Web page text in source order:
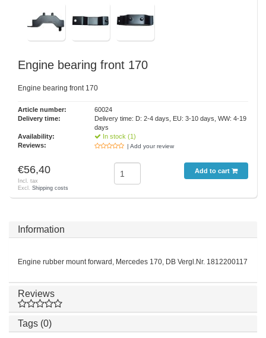
Engine bearing front 170
Engine bearing front 170
Article number:
60024
Delivery time:
Delivery time: D: 2-4 days, EU: 3-10 days, WW: 4-19
days
Availability:
In stock (1)
Reviews:
| Add your review
€56,40
Incl. tax
Excl. Shipping costs
Add to cart
Information
Engine rubber mount forward, Mercedes 170, DB Vergl.Nr. 1812200117
Reviews
Tags (0)